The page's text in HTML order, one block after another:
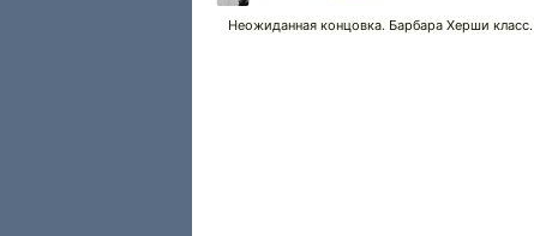
Неожиданная концовка. Барбара Херши класс.